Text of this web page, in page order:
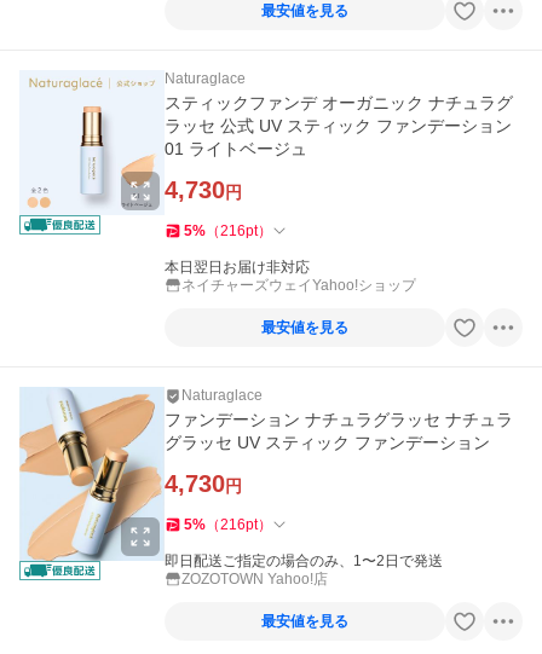
最安値を見る
Naturaglace
スティックファンデ オーガニック ナチュラグ
ラッセ 公式 UV スティック ファンデーション
01 ライトベージュ
4,730円
5% （216pt）
本日翌日お届け非対応
ネイチャーズウェイYahoo!ショップ
最安値を見る
Naturaglace
ファンデーション ナチュラグラッセ ナチュラ
グラッセ UV スティック ファンデーション
4,730円
5% （216pt）
即日配送ご指定の場合のみ、1〜2日で発送
ZOZOTOWN Yahoo!店
最安値を見る